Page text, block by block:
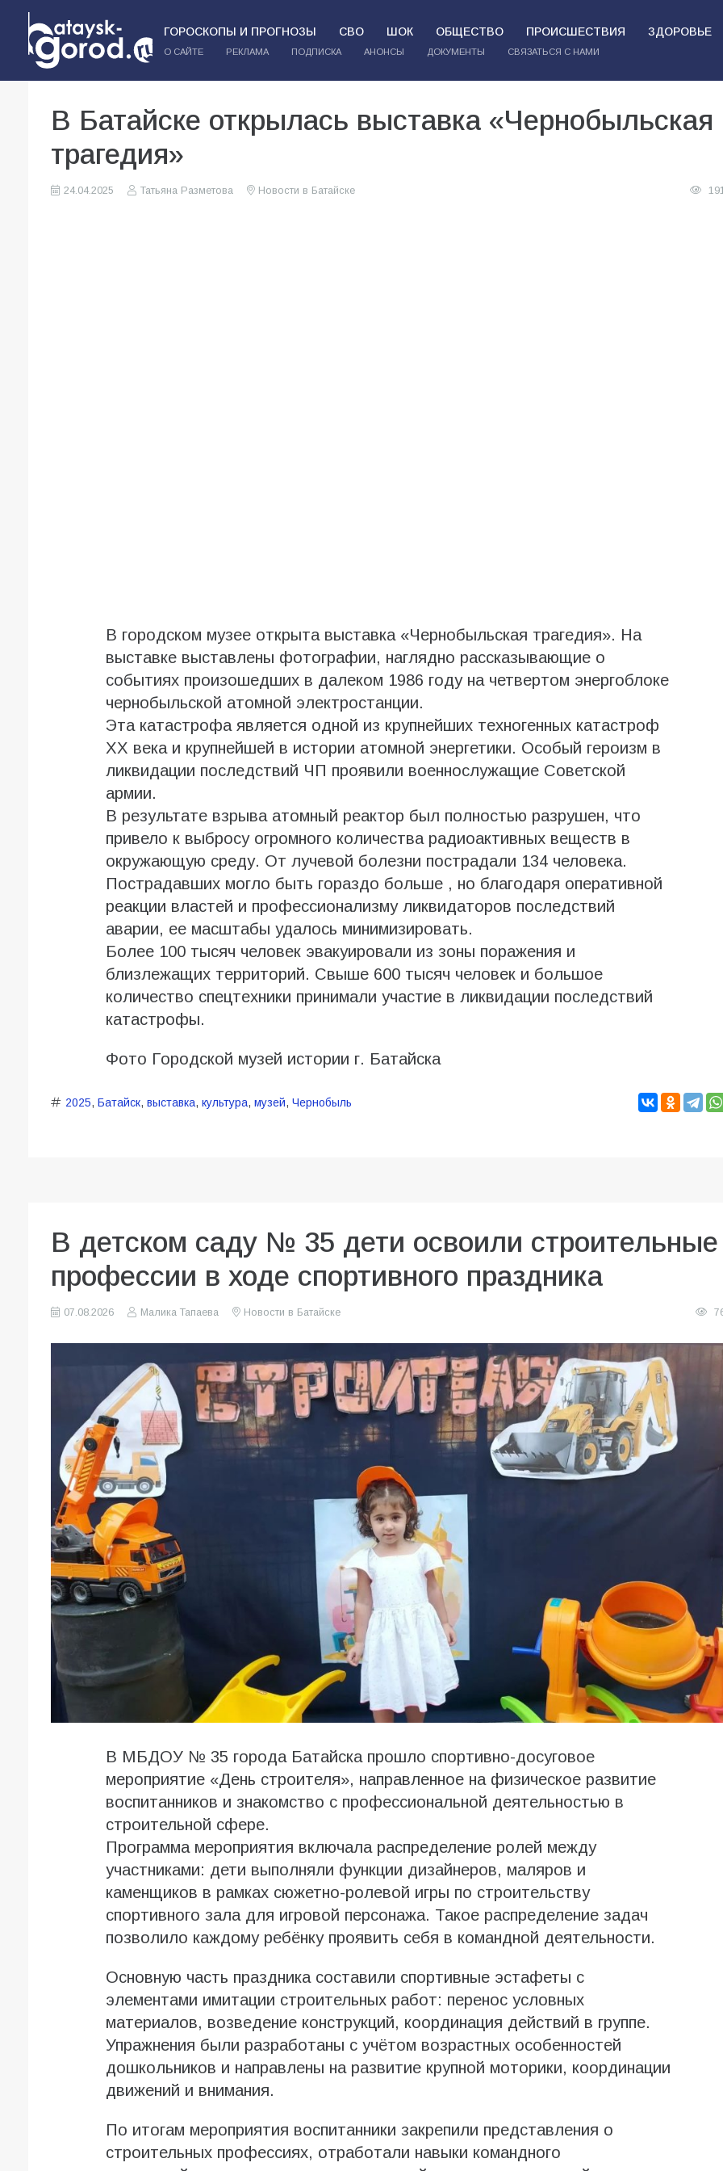
ГОРОСКОПЫ И ПРОГНОЗЫ СВО ШОК ОБЩЕСТВО ПРОИСШЕСТВИЯ ЗДОРОВЬЕ
О САЙТЕ РЕКЛАМА ПОДПИСКА АНОНСЫ ДОКУМЕНТЫ СВЯЗАТЬСЯ С НАМИ
В Батайске открылась выставка «Чернобыльская
трагедия»
24.04.2025 Татьяна Разметова Новости в Батайске
В городском музее открыта выставка «Чернобыльская трагедия». На
выставке выставлены фотографии, наглядно рассказывающие о
событиях произошедших в далеком 1986 году на четвертом энергоблоке
чернобыльской атомной электростанции.
Эта катастрофа является одной из крупнейших техногенных катастроф
XX века и крупнейшей в истории атомной энергетики. Особый героизм в
ликвидации последствий ЧП проявили военнослужащие Советской
армии.
В результате взрыва атомный реактор был полностью разрушен, что
привело к выбросу огромного количества радиоактивных веществ в
окружающую среду. От лучевой болезни пострадали 134 человека.
Пострадавших могло быть гораздо больше , но благодаря оперативной
реакции властей и профессионализму ликвидаторов последствий
аварии, ее масштабы удалось минимизировать.
Более 100 тысяч человек эвакуировали из зоны поражения и
близлежащих территорий. Свыше 600 тысяч человек и большое
количество спецтехники принимали участие в ликвидации последствий
катастрофы.
Фото Городской музей истории г. Батайска
2025, Батайск, выставка, культура, музей, Чернобыль
В детском саду № 35 дети освоили строительные
профессии в ходе спортивного праздника
07.08.2026 Малика Тапаева Новости в Батайске
В МБДОУ № 35 города Батайска прошло спортивно-досуговое
мероприятие «День строителя», направленное на физическое развитие
воспитанников и знакомство с профессиональной деятельностью в
строительной сфере.
Программа мероприятия включала распределение ролей между
участниками: дети выполняли функции дизайнеров, маляров и
каменщиков в рамках сюжетно-ролевой игры по строительству
спортивного зала для игровой персонажа. Такое распределение задач
позволило каждому ребёнку проявить себя в командной деятельности.
Основную часть праздника составили спортивные эстафеты с
элементами имитации строительных работ: перенос условных
материалов, возведение конструкций, координация действий в группе.
Упражнения были разработаны с учётом возрастных особенностей
дошкольников и направлены на развитие крупной моторики, координации
движений и внимания.
По итогам мероприятия воспитанники закрепили представления о
строительных профессиях, отработали навыки командного